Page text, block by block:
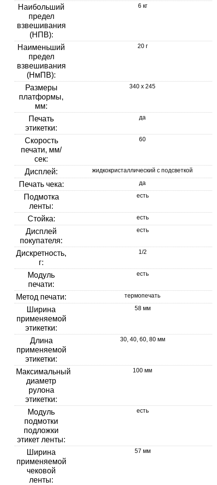
Наибольший
предел
взвешивания
(НПВ):
6 кг
Наименьший
предел
взвешивания
(НмПВ):
20 г
Размеры
платформы,
мм:
340 х 245
Печать
этикетки:
да
Скорость
печати, мм/
сек:
60
Дисплей: жидкокристаллический с подсветкой
Печать чека: да
Подмотка
ленты:
есть
Стойка: есть
Дисплей
покупателя:
есть
Дискретность,
г:
1/2
Модуль
печати:
есть
Метод печати: термопечать
Ширина
применяемой
этикетки:
58 мм
Длина
применяемой
этикетки:
30, 40, 60, 80 мм
Максимальный
диаметр
рулона
этикетки:
100 мм
Модуль
подмотки
подложки
этикет ленты:
есть
Ширина
применяемой
чековой
ленты:
57 мм